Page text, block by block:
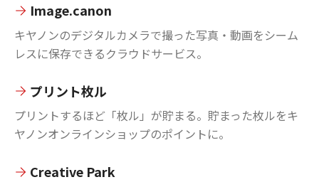
Image.canon
キヤノンのデジタルカメラで撮った写真・動画をシーム
レスに保存できるクラウドサービス。
プリント枚ル
プリントするほど「枚ル」が貯まる。貯まった枚ルをキ
ヤノンオンラインショップのポイントに。
Creative Park